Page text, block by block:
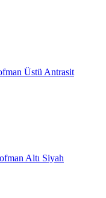
Üstü Antrasit
Altı Siyah